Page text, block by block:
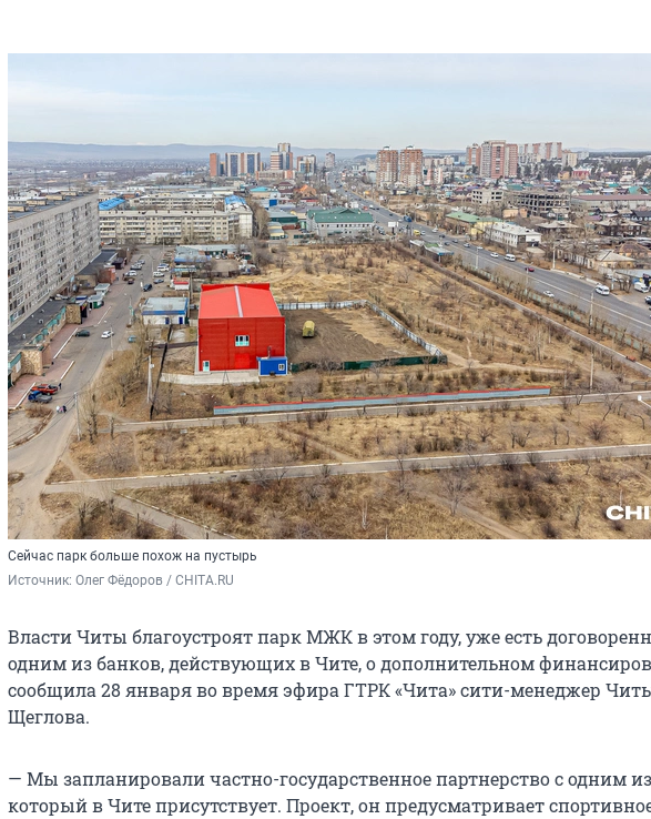
Сейчас парк больше похож на пустырь
Источник: Олег Фёдоров / CHITA.RU
Власти Читы благоустроят парк МЖК в этом году, уже есть
одним из банков, действующих в Чите, о дополнительном
сообщила 28 января во время эфира ГТРК «Чита» сити-менеджер
Щеглова.
— Мы запланировали частно-государственное партнерство с одним
который в Чите присутствует. Проект, он предусматривает